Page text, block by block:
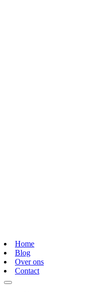
Home
Blog
Over ons
Contact